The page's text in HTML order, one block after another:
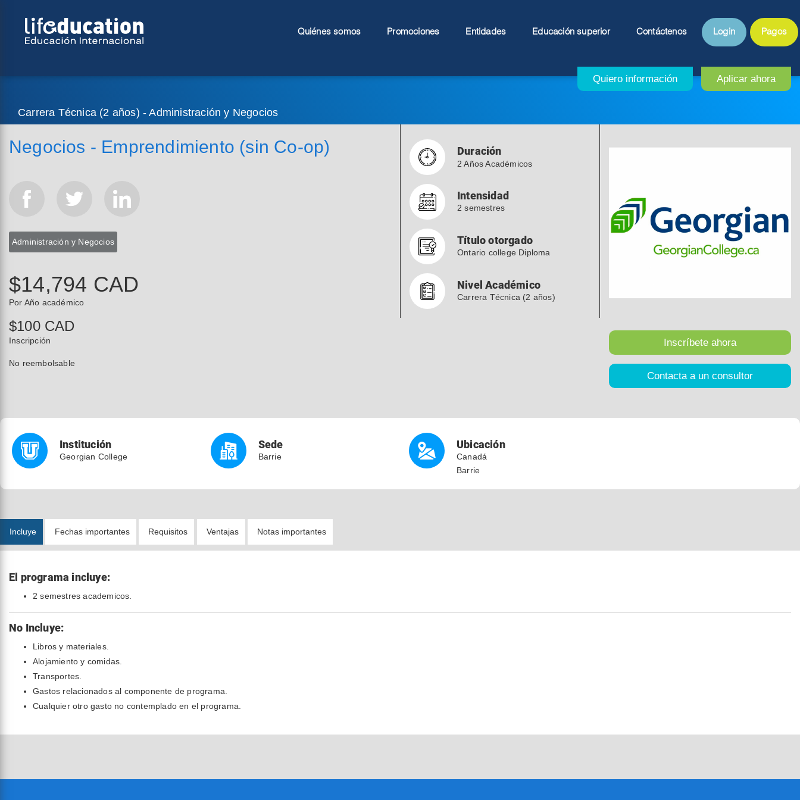
Pagos
Login
Contáctenos
Educación superior
Entidades
Promociones
Quiénes somos
Carrera Técnica (2 años) - Administración y Negocios
Negocios - Emprendimiento (sin Co-op)
Administración y Negocios
$14,794 CAD
Por Año académico
$100 CAD
Inscripción
No reembolsable
Duración
2 Años Académicos
Intensidad
2 semestres
Título otorgado
Ontario college Diploma
Nivel Académico
Carrera Técnica (2 años)
Institución
Georgian College
Sede
Barrie
Ubicación
Canadá
Barrie
Incluye Fechas importantes Requisitos Ventajas Notas importantes
El programa incluye:
2 semestres academicos.
No Incluye:
Libros y materiales.
Alojamiento y comidas.
Transportes.
Gastos relacionados al componente de programa.
Cualquier otro gasto no contemplado en el programa.